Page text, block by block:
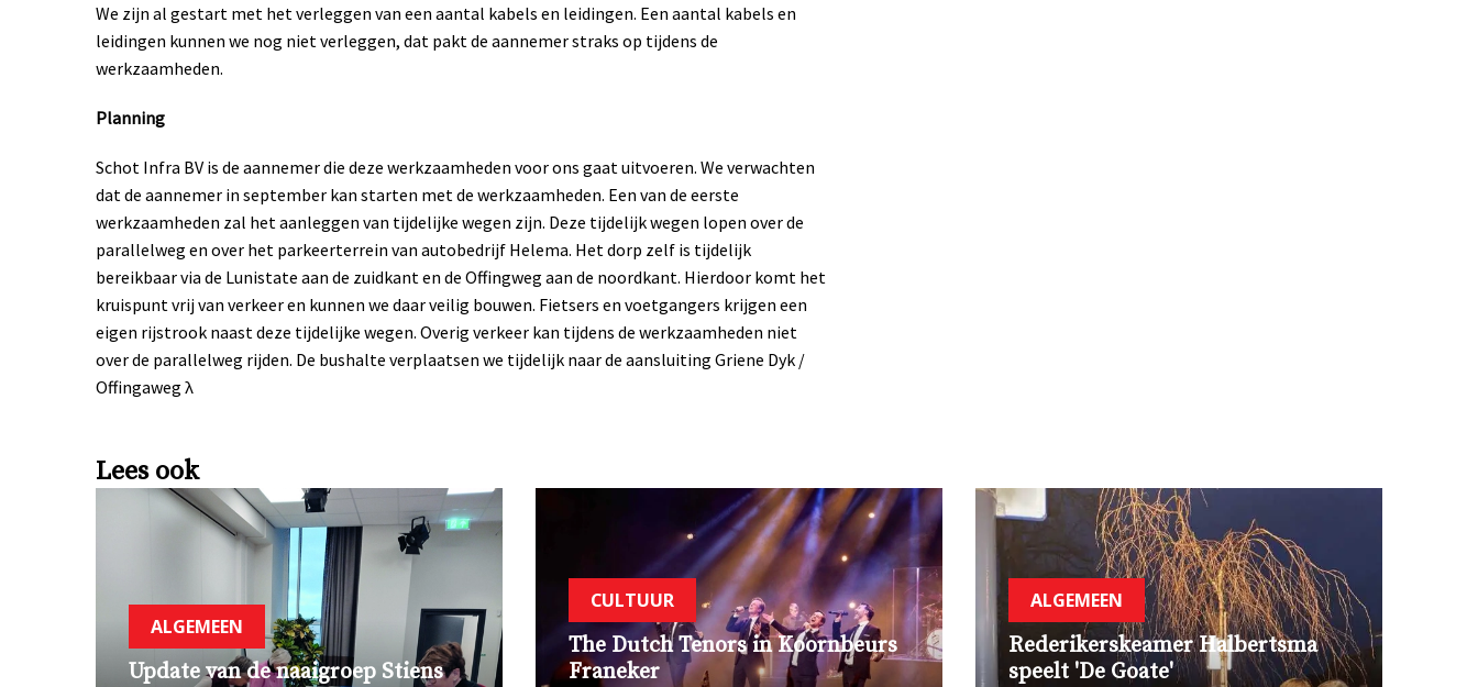
We zijn al gestart met het verleggen van een aantal kabels en leidingen. Een aantal kabels en
leidingen kunnen we nog niet verleggen, dat pakt de aannemer straks op tijdens de
werkzaamheden.
Planning
Schot Infra BV is de aannemer die deze werkzaamheden voor ons gaat uitvoeren. We verwachten
dat de aannemer in september kan starten met de werkzaamheden. Een van de eerste
werkzaamheden zal het aanleggen van tijdelijke wegen zijn. Deze tijdelijk wegen lopen over de
parallelweg en over het parkeerterrein van autobedrijf Helema. Het dorp zelf is tijdelijk
bereikbaar via de Lunistate aan de zuidkant en de Offingweg aan de noordkant. Hierdoor komt het
kruispunt vrij van verkeer en kunnen we daar veilig bouwen. Fietsers en voetgangers krijgen een
eigen rijstrook naast deze tijdelijke wegen. Overig verkeer kan tijdens de werkzaamheden niet
over de parallelweg rijden. De bushalte verplaatsen we tijdelijk naar de aansluiting Griene Dyk /
Offingaweg λ
Lees ook
ALGEMEEN
Update van de naaigroep Stiens
CULTUUR
The Dutch Tenors in Koornbeurs
Franeker
ALGEMEEN
Rederikerskeamer Halbertsma
speelt 'De Goate'